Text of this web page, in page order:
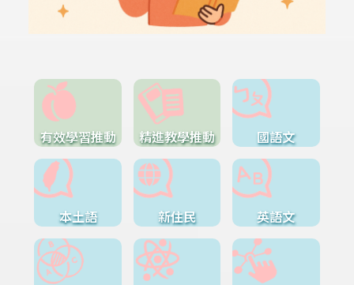
有效學習推動 精進教學推動 國語文
本土語 新住民 英語文